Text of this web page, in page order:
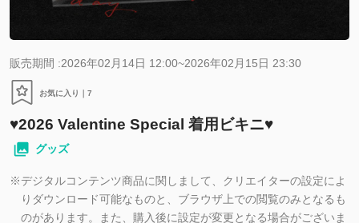
販売期間 :2026年02月14日 12:00~2026年02月15日 23:30
お気に入り｜ 7
♥️2026 Valentine Special 着用ビキニ♥️
グッズ
※デジタルコンテンツ商品に関しまして、クリエイターの設定によ
りダウンロード可能なものと、ブラウザ上での閲覧のみとなるも
のがあります。また、購入後に設定が変更となる場合がございま